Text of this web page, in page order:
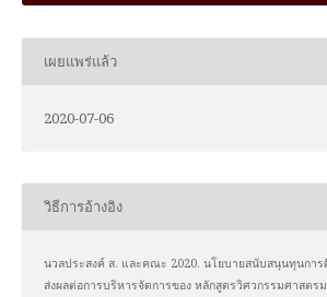
เผยแพร่แล้ว
2020-07-06
วิธีการอ้างอิง
นวลประสงค์ ส. และคณะ 2020. นโยบายสนับสนุนทุนก
ส่งผลต่อการบริหารจัดการของ หลักสูตรวิศวกรรมศาสต